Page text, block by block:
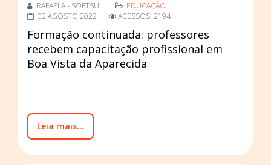
RAFAELA - SOFTSUL
EDUCAÇÃO
02 AGOSTO 2022
ACESSOS: 2194
Formação continuada: professores
recebem capacitação profissional em
Boa Vista da Aparecida
Leia mais...